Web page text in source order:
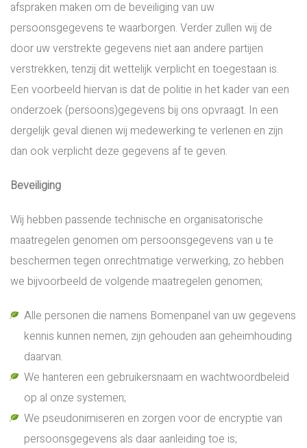
afspraken maken om de beveiliging van uw
persoonsgegevens te waarborgen. Verder zullen wij de
door uw verstrekte gegevens niet aan andere partijen
verstrekken, tenzij dit wettelijk verplicht en toegestaan is.
Een voorbeeld hiervan is dat de politie in het kader van een
onderzoek (persoons)gegevens bij ons opvraagt. In een
dergelijk geval dienen wij medewerking te verlenen en zijn
dan ook verplicht deze gegevens af te geven.
Beveiliging
Wij hebben passende technische en organisatorische
maatregelen genomen om persoonsgegevens van u te
beschermen tegen onrechtmatige verwerking, zo hebben
we bijvoorbeeld de volgende maatregelen genomen;
Alle personen die namens Bomenpanel van uw gegevens
kennis kunnen nemen, zijn gehouden aan geheimhouding
daarvan.
We hanteren een gebruikersnaam en wachtwoordbeleid
op al onze systemen;
We pseudonimiseren en zorgen voor de encryptie van
persoonsgegevens als daar aanleiding toe is;